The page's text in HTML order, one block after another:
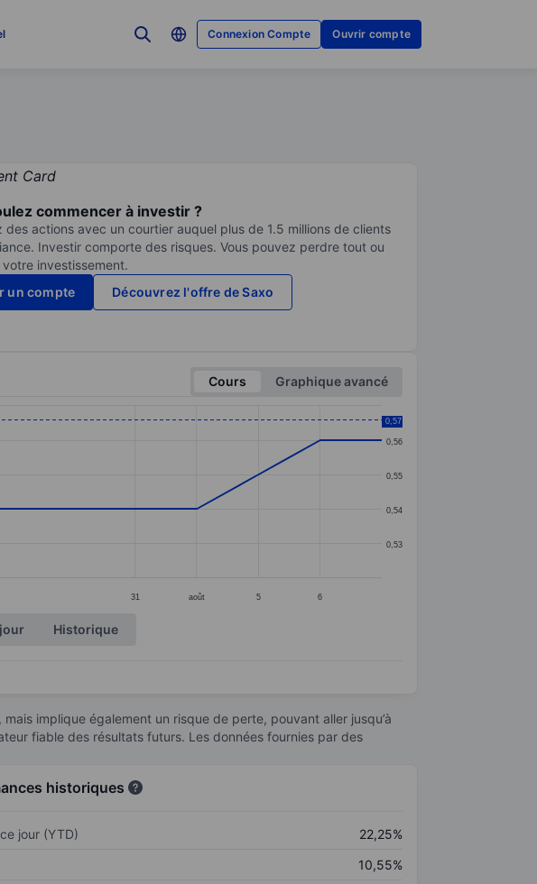
Connexion Compte Ouvrir compte
commencer à investir ?
des actions avec un courtier auquel plus de 1.5 millions de clients
Investir comporte des risques. Vous pouvez perdre tout ou
investissement.
un compte
Découvrez l'offre de Saxo
Cours
Graphique avancé
31 août 5 6
0,53
0,54
0,55
0,56
0,57
Historique
implique également un risque de perte, pouvant aller jusqu’à
fiable des résultats futurs. Les données fournies par des
historiques
jour (YTD)
22,25%
10,55%